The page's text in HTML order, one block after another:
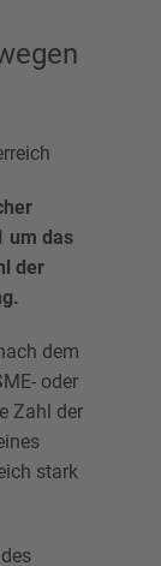
um das
der
dem
oder
Zahl der
stark